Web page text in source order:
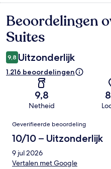
Beoordelingen
Beoordelingen
Suites
9,8 Uitzonderlijk
1.216 beoordelingen
9,8
Netheid
Beoordelingen
Geverifieerde beoordeling
10/10 – Uitzonderlijk
9 jul 2026
Vertalen met Google